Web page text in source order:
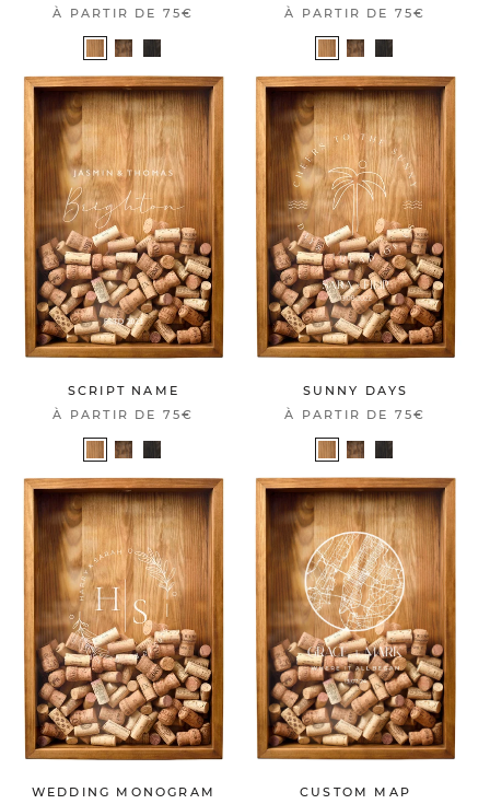
À PARTIR DE 75€
À PARTIR DE 75€
SCRIPT NAME
À PARTIR DE 75€
SUNNY DAYS
À PARTIR DE 75€
WEDDING MONOGRAM
CUSTOM MAP